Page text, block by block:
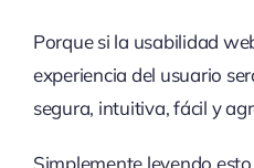
Porque si la usabilidad
experiencia del usuario
segura, intuitiva, fácil y
Simplemente leyendo